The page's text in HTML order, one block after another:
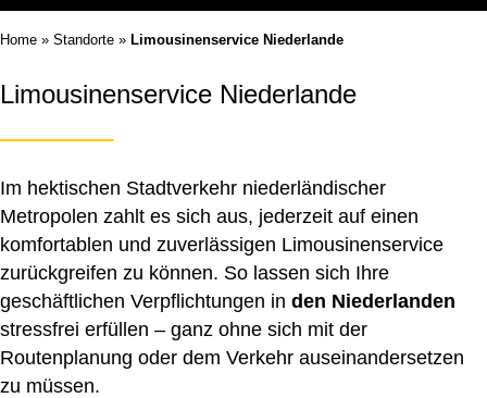
Home » Standorte » Limousinenservice Niederlande
Limousinenservice Niederlande
Im hektischen Stadtverkehr niederländischer
Metropolen zahlt es sich aus, jederzeit auf einen
komfortablen und zuverlässigen Limousinenservice
zurückgreifen zu können. So lassen sich Ihre
geschäftlichen Verpflichtungen in den Niederlanden
stressfrei erfüllen – ganz ohne sich mit der
Routenplanung oder dem Verkehr auseinandersetzen
zu müssen.